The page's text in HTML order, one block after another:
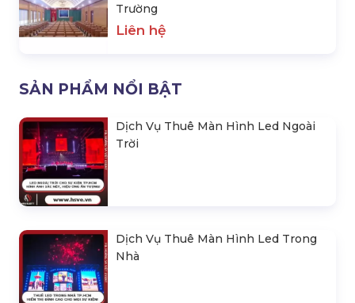
Trường
Liên hệ
SẢN PHẨM NỔI BẬT
Dịch Vụ Thuê Màn Hình Led Ngoài
Trời
Dịch Vụ Thuê Màn Hình Led Trong
Nhà